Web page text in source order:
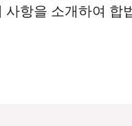
항을 소개하여 합